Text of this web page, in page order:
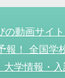
の動画サイ
報！ 全国学
大学情報・入